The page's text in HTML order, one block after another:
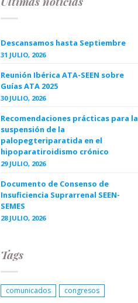
Descansamos hasta Septiembre
31 JULIO, 2026
Reunión Ibérica ATA-SEEN sobre
Guías ATA 2025
30 JULIO, 2026
Recomendaciones prácticas para la
suspensión de la
palopegteriparatida en el
hipoparatiroidismo crónico
29 JULIO, 2026
Documento de Consenso de
Insuficiencia Suprarrenal SEEN-
SEMES
28 JULIO, 2026
Tags
comunicados congresos